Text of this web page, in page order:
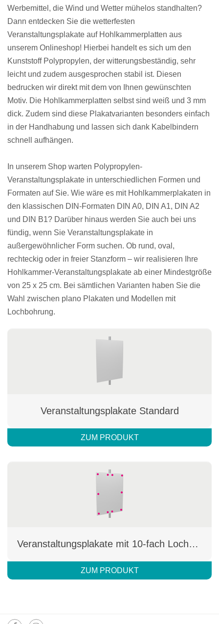
Werbemittel, die Wind und Wetter mühelos standhalten?
Dann entdecken Sie die wetterfesten
Veranstaltungsplakate auf Hohlkammerplatten aus
unserem Onlineshop! Hierbei handelt es sich um den
Kunststoff Polypropylen, der witterungsbeständig, sehr
leicht und zudem ausgesprochen stabil ist. Diesen
bedrucken wir direkt mit dem von Ihnen gewünschten
Motiv. Die Hohlkammerplatten selbst sind weiß und 3 mm
dick. Zudem sind diese Plakatvarianten besonders einfach
in der Handhabung und lassen sich dank Kabelbindern
schnell aufhängen.
In unserem Shop warten Polypropylen-
Veranstaltungsplakate in unterschiedlichen Formen und
Formaten auf Sie. Wie wäre es mit Hohlkammerplakaten in
den klassischen DIN-Formaten DIN A0, DIN A1, DIN A2
und DIN B1? Darüber hinaus werden Sie auch bei uns
fündig, wenn Sie Veranstaltungsplakate in
außergewöhnlicher Form suchen. Ob rund, oval,
rechteckig oder in freier Stanzform – wir realisieren Ihre
Hohlkammer-Veranstaltungsplakate ab einer Mindestgröße
von 25 x 25 cm. Bei sämtlichen Varianten haben Sie die
Wahl zwischen plano Plakaten und Modellen mit
Lochbohrung.
Veranstaltungsplakate Standard
ZUM PRODUKT
Veranstaltungsplakate mit 10-fach Lochbohrung
ZUM PRODUKT